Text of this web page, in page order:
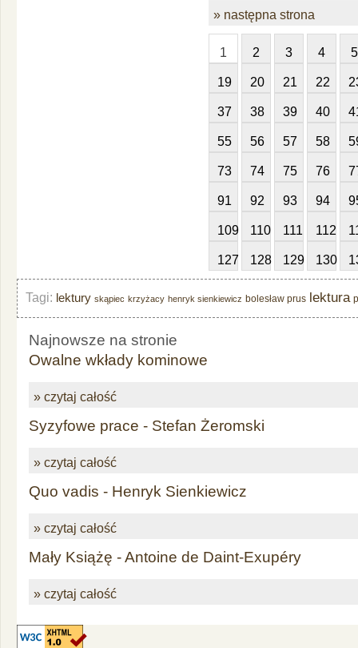
» następna strona
1 2 3 4 5
19 20 21 22
37 38 39 40
55 56 57 58
73 74 75 76
91 92 93 94
109 110 111 112
127 128 129 130
Tagi: lektury skąpiec krzyżacy henryk sienkiewicz bolesław prus lektura
Najnowsze na stronie
Owalne wkłady kominowe
» czytaj całość
Syzyfowe prace - Stefan Żeromski
» czytaj całość
Quo vadis - Henryk Sienkiewicz
» czytaj całość
Mały Książę - Antoine de Daint-Exupéry
» czytaj całość